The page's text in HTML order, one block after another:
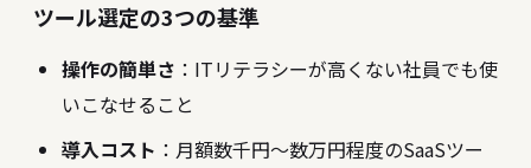
ツール選定の3つの基準
操作の簡単さ ：ITリテラシーが高くない社員でも使
いこなせること
導入コスト ：月額数千円〜数万円程度のSaaSツー